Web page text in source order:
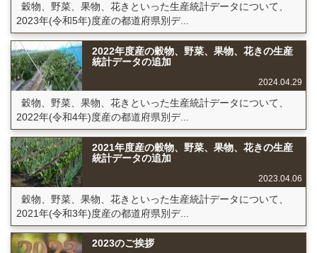
穀物、野菜、果物、花きといった生産統計データについて、
2023年(令和5年)度産の都道府県別デ...
2022年度産の穀物、野菜、果物、花きの生産
統計データの追加
2024.04.29
穀物、野菜、果物、花きといった生産統計データについて、
2022年(令和4年)度産の都道府県別デ...
2021年度産の穀物、野菜、果物、花きの生産
統計データの追加
2023.04.06
穀物、野菜、果物、花きといった生産統計データについて、
2021年(令和3年)度産の都道府県別デ...
2023のご挨拶